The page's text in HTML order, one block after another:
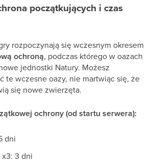
początkujących i czas
rozpoczynają się wczesnym okresem
ochroną, podczas którego w oazach
jednostki Natury. Możesz
te wczesne oazy, nie martwiąc się, że
się nowe zwierzęta.
ochrony (od startu serwera):
dni
3 dni